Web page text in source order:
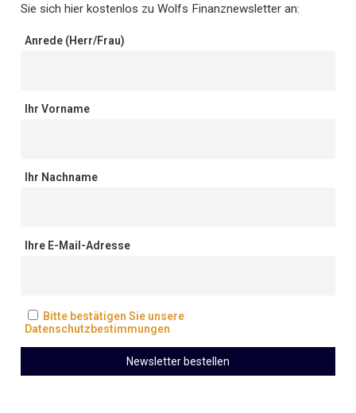
Sie sich hier kostenlos zu Wolfs Finanznewsletter an:
Anrede (Herr/Frau)
Ihr Vorname
Ihr Nachname
Ihre E-Mail-Adresse
Bitte bestätigen Sie unsere
Datenschutzbestimmungen